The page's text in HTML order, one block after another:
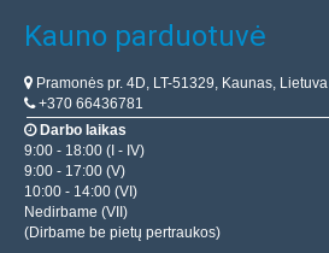
Kauno parduotuvė
Pramonės pr. 4D, LT-51329, Kaunas, Lietuva
+370 66436781
Darbo laikas
9:00 - 18:00 (I - IV)
9:00 - 17:00 (V)
10:00 - 14:00 (VI)
Nedirbame (VII)
(Dirbame be pietų pertraukos)